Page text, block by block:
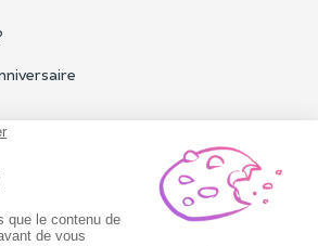
professionnels